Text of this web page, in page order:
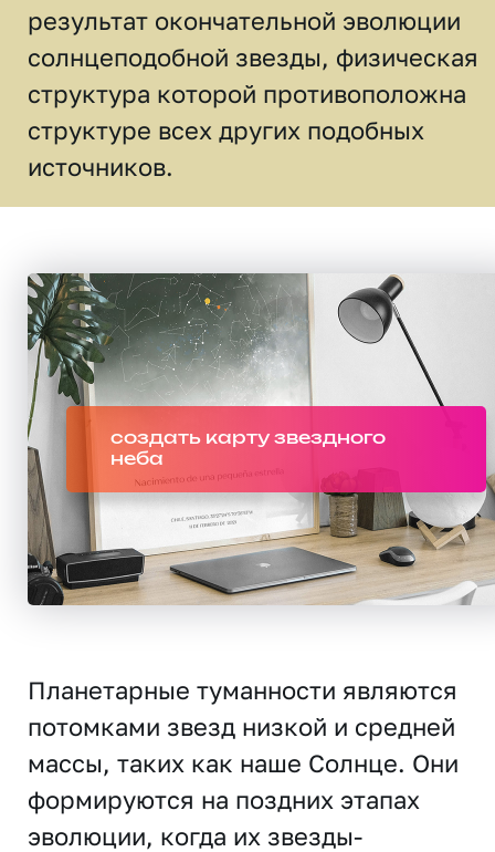
результат окончательной эволюции
солнцеподобной звезды, физическая
структура которой противоположна
структуре всех других подобных
источников.
создать карту звездного
неба
Планетарные туманности являются
потомками звезд низкой и средней
массы, таких как наше Солнце. Они
формируются на поздних этапах
эволюции, когда их звезды-